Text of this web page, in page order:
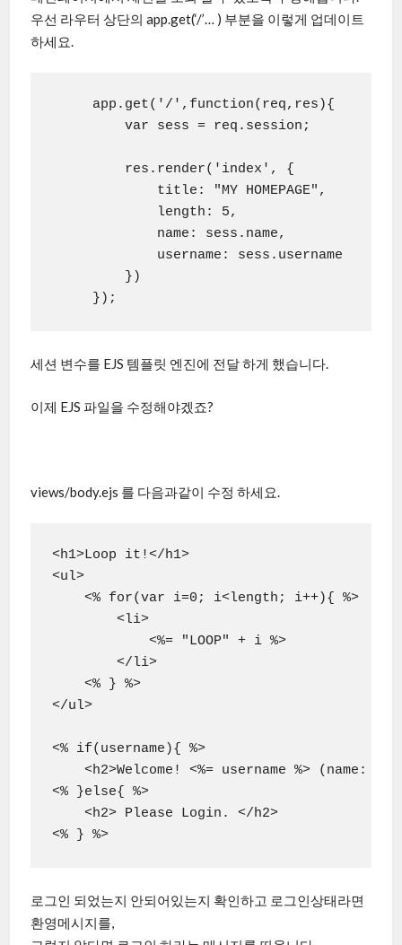
우선 라우터 상단의 app.get(‘/’… ) 부분을 이렇게 업데이트
하세요.
     app.get('/',function(req,res){
         var sess = req.session;
         res.render('index', {
             title: "MY HOMEPAGE",
             length: 5,
             name: sess.name,
             username: sess.username
         })
     });
세션 변수를 EJS 템플릿 엔진에 전달 하게 했습니다.
이제 EJS 파일을 수정해야겠죠?
views/body.ejs 를 다음과같이 수정 하세요.
<h1>Loop it!</h1>
<ul>
    <% for(var i=0; i<length; i++){ %>
        <li>
            <%= "LOOP" + i %>
        </li>
    <% } %>
</ul>
<% if(username){ %>
<h2>Welcome! <%= username %> (name:
<% }else{ %>
    <h2> Please Login. </h2>
<% } %>
로그인 되었는지 안되어있는지 확인하고 로그인상태라면
환영메시지를,